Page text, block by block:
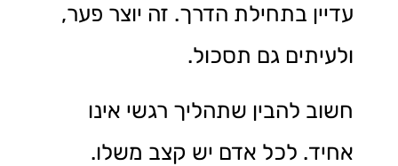
עדיין בתחילת הדרך. זה יוצר פער,
ולעיתים גם תסכול.
חשוב להבין שתהליך רגשי אינו
אחיד. לכל אדם יש קצב משלו.